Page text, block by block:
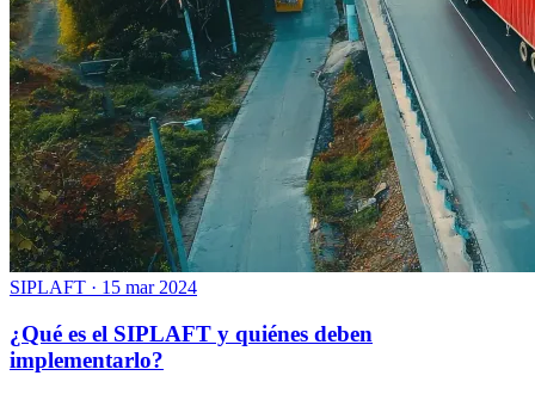
SIPLAFT · 15 mar 2024
¿Qué es el SIPLAFT y quiénes deben
implementarlo?